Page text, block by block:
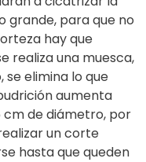
grande, para que no
hay que
realiza una muesca,
elimina lo que
aumenta
cm de diámetro, por
un corte
hasta que queden